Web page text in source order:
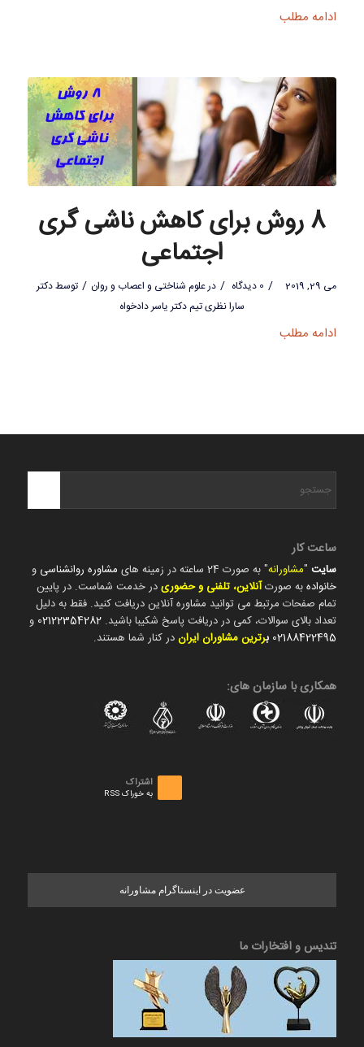
ادامه مطلب
8 روش برای کاهش ناشی گری
اجتماعی
می 29, 2019 / 0 دیدگاه / درعلوم شناختی و اعصاب و روان / توسطدکتر
سارا نظری تیم دکتر یاسر دادخواه
ادامه مطلب
ساعت کار
سایت"مشاورانه" به صورت 24 ساعته در زمینه های مشاوره روانشناسی و
خانوادهبه صورتآنلاین، تلفنی و حضوریدر خدمت شماست. در پایین
تمام صفحات مرتبط می توانید مشاوره آنلاین دریافت کنید. فقط به دلیل
تعداد بالای سوالات، کمی در دریافت پاسخ شکیبا باشید. 02122354282 و
02188422495 برترین مشاوران ایراندر کنار شما هستند.
همکاری با سازمان های:
اشتراک
به خوراک RSS
عضویت در اینستاگرام مشاورانه
تندیس و افتخارات ما